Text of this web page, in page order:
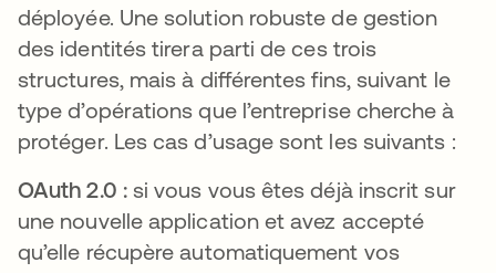
déployée. Une solution robuste de gestion
des identités tirera parti de ces trois
structures, mais à différentes fins, suivant le
type d’opérations que l’entreprise cherche à
protéger. Les cas d’usage sont les suivants :
OAuth 2.0 :si vous vous êtes déjà inscrit sur
une nouvelle application et avez accepté
qu’elle récupère automatiquement vos